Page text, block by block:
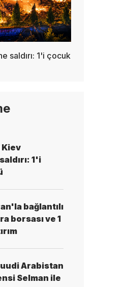
saldırı: 1'i çocuk
Kiev
1'i
bağlantılı
borsası ve 1
Arabistan
Selman ile